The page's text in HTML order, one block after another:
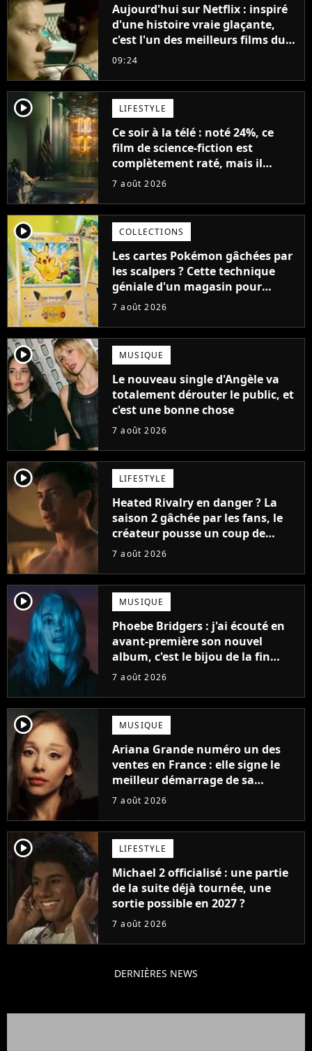
Aujourd'hui sur Netflix : inspiré
d'une histoire vraie glaçante,
c'est l'un des meilleurs films du
21ème siècle
09:24
player2 LIFESTYLE
Ce soir à la télé : noté 24%, ce
film de science-fiction est
complètement raté, mais il
aurait pu être encore pire à
7 août 2026
player2 COLLECTIONS
Les cartes Pokémon gâchées par
les scalpers ? Cette technique
géniale d'un magasin pour
ruiner les revendeurs
7 août 2026
player2 MUSIQUE
Le nouveau single d'Angèle va
totalement dérouter le public, et
c'est une bonne chose
7 août 2026
player2 LIFESTYLE
Heated Rivalry en danger ? La
saison 2 gâchée par les fans, le
créateur pousse un coup de
gueule
7 août 2026
player2 MUSIQUE
Phoebe Bridgers : j'ai écouté en
avant-première son nouvel
album, c'est le bijou de la fin
d'été
7 août 2026
player2 MUSIQUE
Ariana Grande numéro un des
ventes en France : elle signe le
meilleur démarrage de sa
carrière avec son album Petal
7 août 2026
player2 LIFESTYLE
Michael 2 officialisé : une partie
de la suite déjà tournée, une
sortie possible en 2027 ?
7 août 2026
DERNIÈRES NEWS